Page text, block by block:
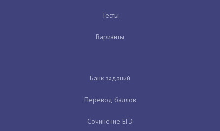
Тесты
Варианты
Банк заданий
Перевод баллов
Сочинение ЕГЭ